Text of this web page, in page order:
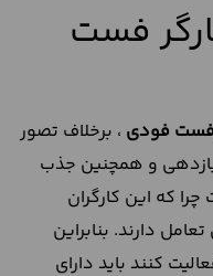
فست
فست فودی ، برخلاف تصور
بازدهی و همچنین جذب
که این کارگران
دارند. بنابراین
کنند باید دارای